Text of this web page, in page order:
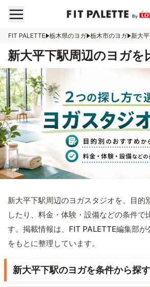
FIT PALETTE 栃木県のヨガ 栃木市のヨガ 新大
新大平下駅周辺のヨガを
新大平下駅周辺のヨガスタジオを、目的
したり、料金・体験・設備などの条件で
す。掲載情報は、FIT PALETTE編集部
をもとに整理しています。
新大平下駅のヨガを条件から探す